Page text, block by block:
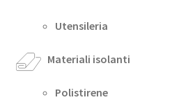
Utensileria
Materiali isolanti
Polistirene